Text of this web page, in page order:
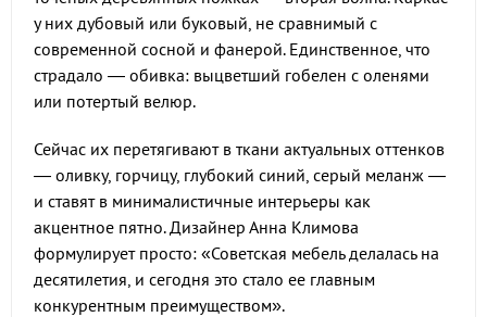
у них дубовый или буковый, не сравнимый с
современной сосной и фанерой. Единственное, что
страдало — обивка: выцветший гобелен с оленями
или потертый велюр.
Сейчас их перетягивают в ткани актуальных оттенков
— оливку, горчицу, глубокий синий, серый меланж —
и ставят в минималистичные интерьеры как
акцентное пятно. Дизайнер Анна Климова
формулирует просто: «Советская мебель делалась на
десятилетия, и сегодня это стало ее главным
конкурентным преимуществом».